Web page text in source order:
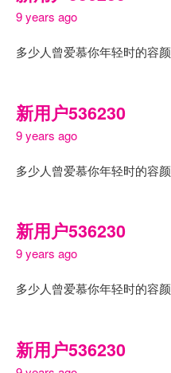
9 years ago
多少人曾爱慕你年轻时的容颜
新用户536230
9 years ago
多少人曾爱慕你年轻时的容颜
新用户536230
9 years ago
多少人曾爱慕你年轻时的容颜
新用户536230